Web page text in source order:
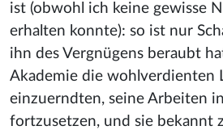
ist (obwohl ich keine gewisse
erhalten konnte): so ist nur
ihn des Vergnügens beraubt
Akademie die wohlverdienten
einzuerndten, seine Arbeiten
fortzusetzen, und sie bekannt